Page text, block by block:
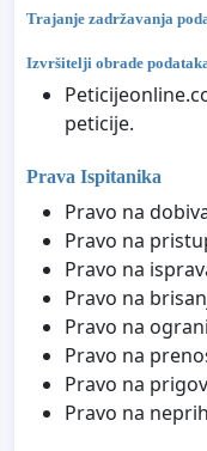
Trajanje zadržavanja
Izvršitelji obrade
peticije.
Prava Ispitanika
Pravo na
Pravo na
Pravo na
Pravo na
Pravo na
Pravo na
Pravo na
Pravo na